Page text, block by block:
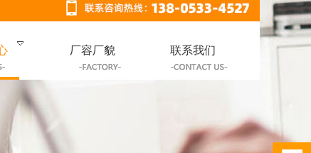
厂容厂貌 联系我们